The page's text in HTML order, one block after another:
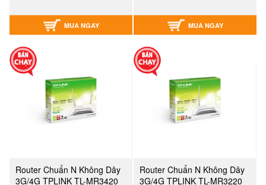
MUA NGAY MUA NGAY
Router Chuẩn N Không Dây
3G/4G TPLINK TL-MR3420
Router Chuẩn N Không Dây
3G/4G TPLINK TL-MR3220